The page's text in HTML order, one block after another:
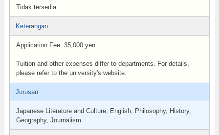
Tidak tersedia
Keterangan
Application Fee: 35,000 yen
Tuition and other expenses differ to departments. For details,
please refer to the university's website.
Jurusan
Japanese Literature and Culture, English, Philosophy, History,
Geography, Journalism